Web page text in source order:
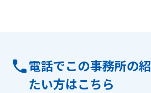
電話でこの事務所の
たい方はこちら